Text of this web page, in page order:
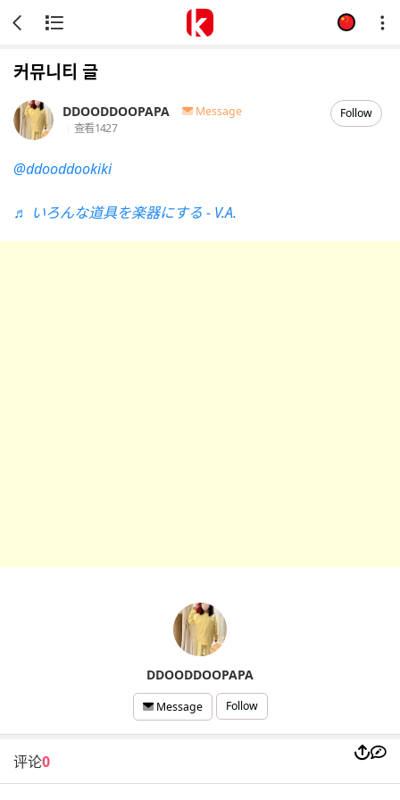
커뮤니티 글
DDOODDOOPAPA
Message
查看1427
Follow
@ddooddookiki
♬ いろんな道具を楽器にする - V.A.
DDOODDOOPAPA
Message Follow
评论0